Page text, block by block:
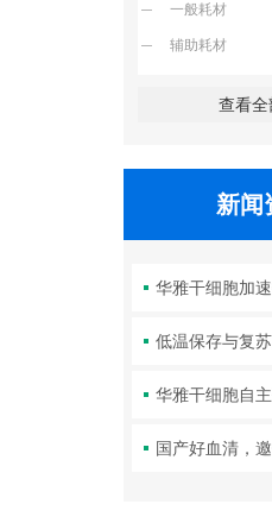
一般耗材
辅助耗材
查看全
新闻
国产好血清，